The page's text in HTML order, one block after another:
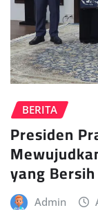
BERITA
Presiden
yang
Admin